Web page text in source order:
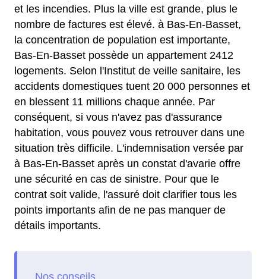
et les incendies. Plus la ville est grande, plus le
nombre de factures est élevé. à Bas-En-Basset,
la concentration de population est importante,
Bas-En-Basset possède un appartement 2412
logements. Selon l'Institut de veille sanitaire, les
accidents domestiques tuent 20 000 personnes et
en blessent 11 millions chaque année. Par
conséquent, si vous n'avez pas d'assurance
habitation, vous pouvez vous retrouver dans une
situation très difficile. L'indemnisation versée par
à Bas-En-Basset après un constat d'avarie offre
une sécurité en cas de sinistre. Pour que le
contrat soit valide, l'assuré doit clarifier tous les
points importants afin de ne pas manquer de
détails importants.